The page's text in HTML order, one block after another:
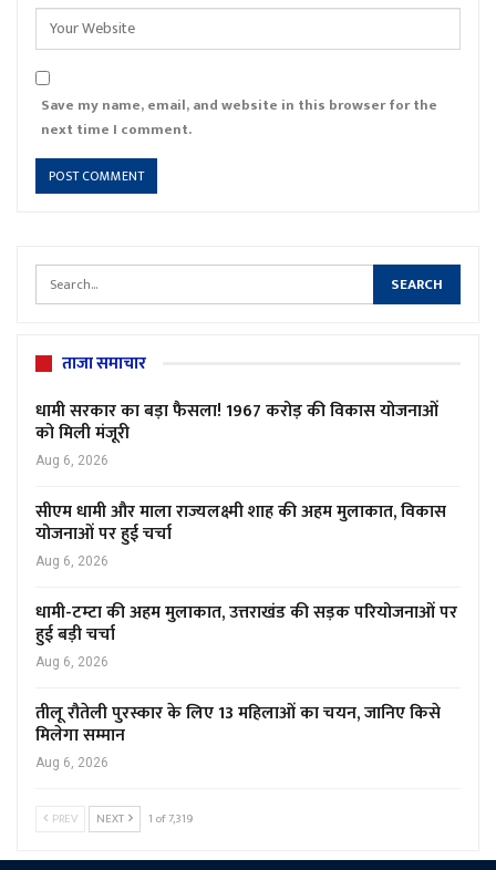
Save my name, email, and website in this browser for the
next time I comment.
ताजा समाचार
धामी सरकार का बड़ा फैसला! 1967 करोड़ की विकास योजनाओं
को मिली मंजूरी
Aug 6, 2026
सीएम धामी और माला राज्यलक्ष्मी शाह की अहम मुलाकात, विकास
योजनाओं पर हुई चर्चा
Aug 6, 2026
धामी-टम्टा की अहम मुलाकात, उत्तराखंड की सड़क परियोजनाओं पर
हुई बड़ी चर्चा
Aug 6, 2026
तीलू रौतेली पुरस्कार के लिए 13 महिलाओं का चयन, जानिए किसे
मिलेगा सम्मान
Aug 6, 2026
PREV NEXT 1 of 7,319